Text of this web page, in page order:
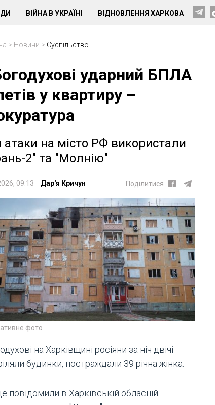
ВІЙНА В УКРАЇНІ ВІДНОВЛЕННЯ ХАРКОВА
> Новини > Суспільство
ударний БПЛА
у квартиру –
на місто РФ використали
2" та "Молнію"
09:13 Дар'я Кричун Поділитися
фото
на Харківщині росіяни за ніч двічі
будинки, постраждали 39 річна жінка.
повідомили в Харківській обласній